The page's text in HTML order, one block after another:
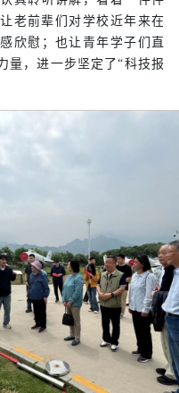
老前辈们对学校近年来在
欣慰；也让青年学子们直
量，进一步坚定了“科技报